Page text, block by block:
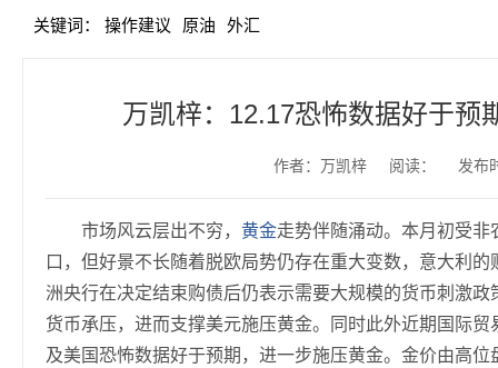
关键词： 操作建议 原油 外汇
万凯梓：12.17恐怖数据好于预
作者：万凯梓 阅读： 发布
市场风云层出不穷， 黄金走势伴随涌动。本月初受
口，但好景不长随着脱欧局势仍存在重大变数，意大利
洲央行在决定结束购债后仍表示需要大规模的货币刺激
货币承压，进而支撑美元施压黄金。同时此外近期国际
及美国恐怖数据好于预期，进一步施压黄金。金价由高